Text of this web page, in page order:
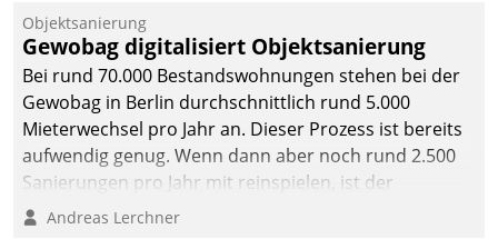
Unternehmen.
Objektsanierung
Gewobag digitalisiert Objektsanierung
Bei rund 70.000 Bestandswohnungen stehen bei der
Gewobag in Berlin durchschnittlich rund 5.000
Mieterwechsel pro Jahr an. Dieser Prozess ist bereits
aufwendig genug. Wenn dann aber noch rund 2.500
Sanierungen pro Jahr mit reinspielen, ist der
Betreuungs- und Organisationsaufwand immens. Im
Andreas Lerchner